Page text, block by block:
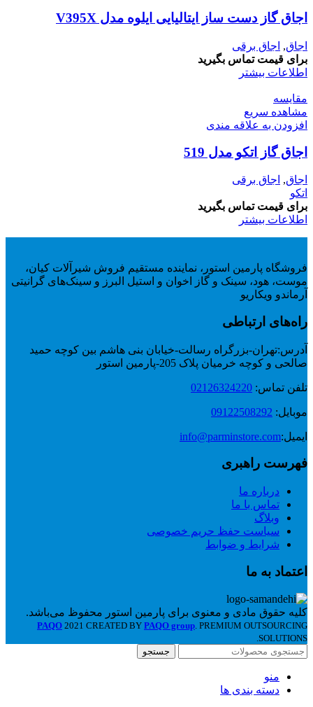
اجاق گاز دست ساز ایتالیایی ایلوه مدل V395X
اجاق, اجاق برقى
برای قیمت تماس بگیرید
اطلاعات بیشتر
مقایسه
مشاهده سریع
افزودن به علاقه مندی
اجاق گاز اتکو مدل 519
اجاق, اجاق برقى
اتکو
برای قیمت تماس بگیرید
اطلاعات بیشتر
فروشگاه پارمین استور، نماینده مستقیم فروش شیرآلات کیان،
موست، هود، سینک و گاز اخوان و استیل البرز و سینک‌های گرانیتی
آرماندو ویکاریو
راه‌های ارتباطی
آدرس:تهران-بزرگراه رسالت-خیابان بنی هاشم بین کوچه حمید
صالحی و کوچه خرمیان پلاک 205-پارمین استور
تلفن تماس: 02126324220
موبایل: 09122508292
ایمیل:info@parminstore.com
فهرست راهبری
درباره ما
تماس با ما
وبلاگ
سیاست حفظ حریم خصوصی
شرایط و ضوابط
اعتماد به ما
کلیه حقوق مادی و معنوی برای پارمین استور محفوظ می‌باشد.
PAQO 2021 CREATED BY PAQO group . PREMIUM OUTSOURCING
SOLUTIONS.
جستجو
منو
دسته بندی ها